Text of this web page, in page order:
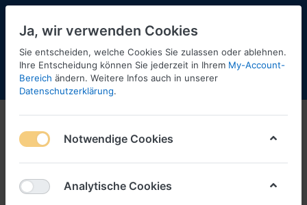
Menü Anmelden Shopaktualisierung
Ja, wir verwenden Cookies
Sie entscheiden, welche Cookies Sie zulassen oder ablehnen.
Ihre Entscheidung können Sie jederzeit in Ihrem My-Account-
Bereich ändern. Weitere Infos auch in unserer
Datenschutzerklärung.
Notwendige Cookies
Analytische Cookies